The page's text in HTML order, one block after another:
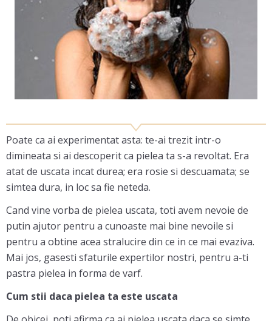
Poate ca ai experimentat asta: te-ai trezit intr-o
dimineata si ai descoperit ca pielea ta s-a revoltat. Era
atat de uscata incat durea; era rosie si descuamata; se
simtea dura, in loc sa fie neteda.
Cand vine vorba de pielea uscata, toti avem nevoie de
putin ajutor pentru a cunoaste mai bine nevoile si
pentru a obtine acea stralucire din ce in ce mai evaziva.
Mai jos, gasesti sfaturile expertilor nostri, pentru a-ti
pastra pielea in forma de varf.
Cum stii daca pielea ta este uscata